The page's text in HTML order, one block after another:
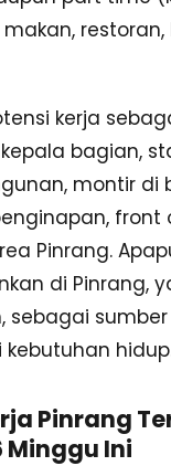
kerja
bagian,
montir di
front
Pinrang.
di Pinrang,
sebagai
kebutuhan
Pinrang
Minggu Ini